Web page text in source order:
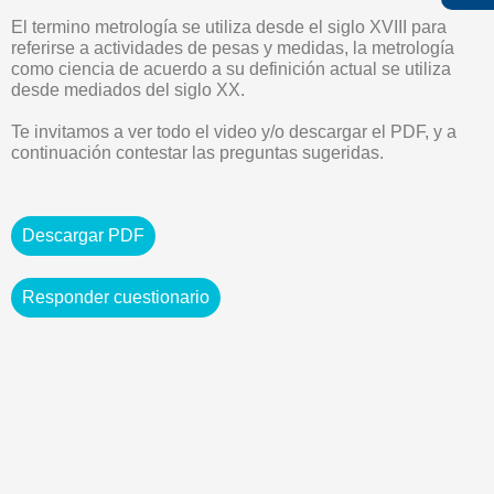
El termino metrología se utiliza desde el siglo XVIII para
referirse a actividades de pesas y medidas, la metrología
como ciencia de acuerdo a su definición actual se utiliza
desde mediados del siglo XX.
Te invitamos a ver todo el video y/o descargar el PDF, y a
continuación contestar las preguntas sugeridas.
Descargar PDF
Responder cuestionario